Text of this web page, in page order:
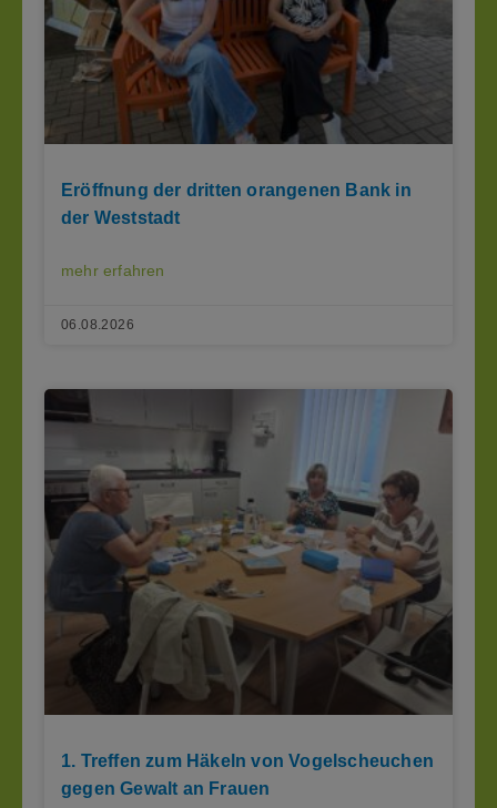
Eröffnung der dritten orangenen Bank in
der Weststadt
mehr erfahren
06.08.2026
1. Treffen zum Häkeln von Vogelscheuchen
gegen Gewalt an Frauen